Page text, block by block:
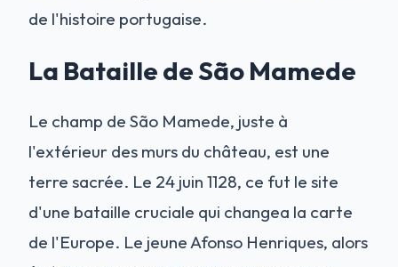
de l'histoire portugaise.
La Bataille de São Mamede
Le champ de São Mamede, juste à
l'extérieur des murs du château, est une
terre sacrée. Le 24 juin 1128, ce fut le site
d'une bataille cruciale qui changea la carte
de l'Europe. Le jeune Afonso Henriques, alors